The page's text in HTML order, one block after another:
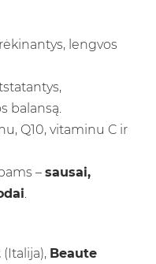
lengvos
balansą.
Q10, vitaminu C ir
– sausai,
.
(Italija), Beaute